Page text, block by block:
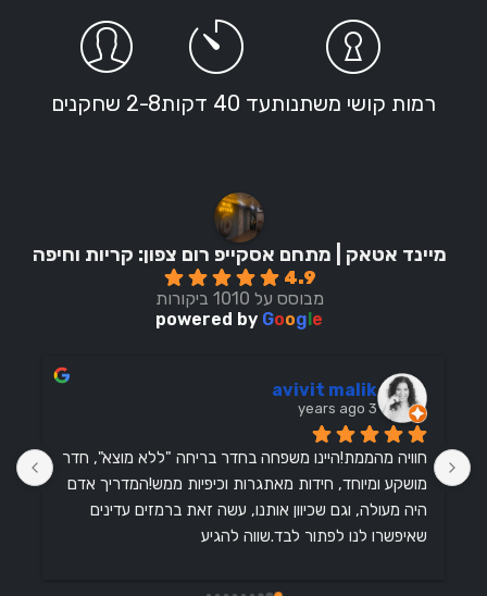
רמות קושי משתנותעד 40 דקות 2-8 שחקנים
מיינד אטאק | מתחם אסקייפ רום צפון: קריות וחיפה
4.9
מבוסס על 1010 ביקורות
powered by Google
avivit malik
3 years ago
שאיפשרו לנו לפתור לבד.שווה להגיע